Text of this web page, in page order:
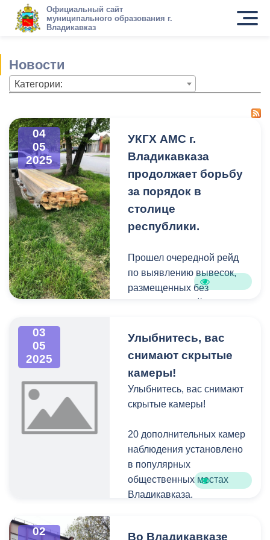
Официальный сайт
муниципального образования г.
Владикавказ
Новости
Категории:
04
05
2025
УКГХ АМС г.
Владикавказа
продолжает борьбу
за порядок в
столице
республики.
Прошел очередной рейд
по выявлению вывесок,
размещенных без
обследовании территории
было установлено, что по
ул. Г.Баева расположены
вывески, не отвечающие
установленным
владельцами вывесок не
будут приняты меры к
приведению к
стандартным
требованиям, демонтаж
03
05
2025
Улыбнитесь, вас
снимают скрытые
камеры!
Улыбнитесь, вас снимают
скрытые камеры!
20 дополнительных камер
наблюдения установлено
в популярных
общественных местах
Владикавказа.
02
Во Владикавказе